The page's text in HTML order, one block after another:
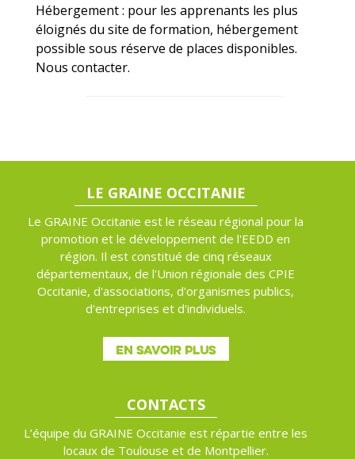
Hébergement : pour les apprenants les plus
éloignés du site de formation, hébergement
possible sous réserve de places disponibles.
Nous contacter.
LE GRAINE OCCITANIE
Le GRAINE Occitanie est le réseau régional pour la
promotion et le développement de l'EEDD en
région. Il est constitué de cinq réseaux
départementaux, de l'Union régionale des CPIE
Occitanie, d'associations, d'organismes publics,
d'entreprises et d'individuels.
EN SAVOIR PLUS
CONTACTS
L’équipe du GRAINE Occitanie est répartie entre les
locaux de Toulouse et de Montpellier.